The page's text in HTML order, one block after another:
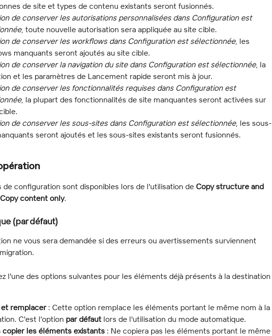
de site et types de contenu existants seront fusionnés.
de conserver les autorisations personnalisées dans Configuration est
, toute nouvelle autorisation sera appliquée au site cible.
de conserver les workflows dans Configuration est sélectionnée, les
manquants seront ajoutés au site cible.
de conserver la navigation du site dans Configuration est sélectionnée, la
et les paramètres de Lancement rapide seront mis à jour.
de conserver les fonctionnalités requises dans Configuration est
, la plupart des fonctionnalités de site manquantes seront activées sur
de conserver les sous-sites dans Configuration est sélectionnée, les sous-
seront ajoutés et les sous-sites existants seront fusionnés.
de configuration sont disponibles lors de l'utilisation de Copy structure and
Copy content only.
(par défaut)
ne vous sera demandée si des erreurs ou avertissements surviennent
l'une des options suivantes pour les éléments déjà présents à la destination
remplacer : Cette option remplace les éléments portant le même nom à la
C'est l'option par défaut lors de l'utilisation du mode automatique.
copier les éléments existants : Ne copiera pas les éléments portant le même